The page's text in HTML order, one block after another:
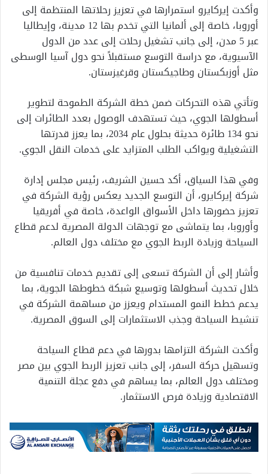
وأكدت إيركايرو استمرارها في تعزيز رحلاتها المنتظمة إلى
أوروبا، خاصة إلى ألمانيا التي تخدم بها 12 مدينة، وإيطاليا
عبر 5 مدن، إلى جانب تشغيل رحلات إلى عدد من الدول
الآسيوية، مع دراسة التوسع مستقبلاً نحو دول آسيا الوسطى
مثل أوزبكستان وطاجيكستان وقرغيزستان.
وتأتي هذه التحركات ضمن خطة الشركة الطموحة لتطوير
أسطولها الجوي، حيث تستهدف الوصول بعدد الطائرات إلى
نحو 134 طائرة حديثة بحلول عام 2034، بما يعزز قدرتها
التشغيلية ويواكب الطلب المتزايد على خدمات النقل الجوي.
وفي هذا السياق، أكد حسين الشريف، رئيس مجلس إدارة
شركة إيركايرو، أن التوسع الجديد يعكس رؤية الشركة في
تعزيز حضورها داخل الأسواق الواعدة، خاصة في أفريقيا
وأوروبا، بما يتماشى مع توجهات الدولة المصرية لدعم قطاع
السياحة وزيادة الربط الجوي مع مختلف دول العالم.
وأشار إلى أن الشركة تسعى إلى تقديم خدمات تنافسية من
خلال تحديث أسطولها وتوسيع شبكة خطوطها الجوية، بما
يدعم خطط النمو المستدام ويعزز من مساهمة الشركة في
تنشيط السياحة وجذب الاستثمارات إلى السوق المصرية.
وأكدت الشركة التزامها بدورها في دعم قطاع السياحة
وتسهيل حركة السفر، إلى جانب تعزيز الربط الجوي بين مصر
ومختلف دول العالم، بما يساهم في دفع عجلة التنمية
الاقتصادية وزيادة فرص الاستثمار.